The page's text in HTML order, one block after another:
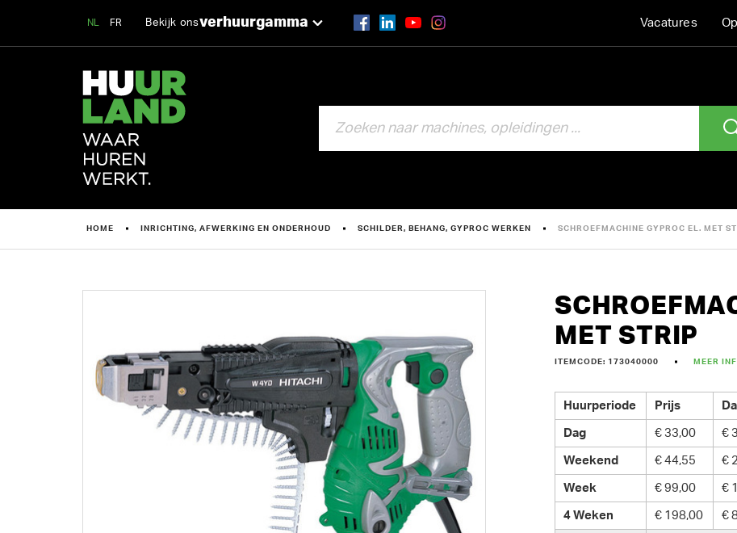
NL FR Bekijk onsverhuurgamma Vacatures
HOME INRICHTING, AFWERKING EN ONDERHOUD SCHILDER, BEHANG, GYPROC WERKEN SCHROEFMACHINE GYPROC EL. MET
MET STRIP
ITEMCODE: 173040000 MEER
Huurperiode Prijs
Dag € 33,00 €
Weekend € 44,55 €
Week € 99,00 €
4 Weken € 198,00 €